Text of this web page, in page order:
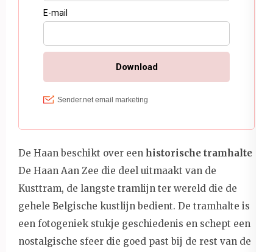
De Haan beschikt over een historische tramhalte
De Haan Aan Zee die deel uitmaakt van de
Kusttram, de langste tramlijn ter wereld die de
gehele Belgische kustlijn bedient. De tramhalte is
een fotogeniek stukje geschiedenis en schept een
nostalgische sfeer die goed past bij de rest van de